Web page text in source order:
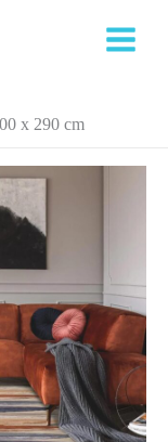
x 290 cm